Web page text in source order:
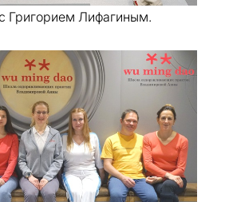
Григорием Лифагиным.